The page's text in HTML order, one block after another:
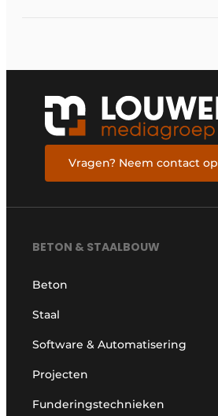
Vragen? Neem contact op
BETON & STAALBOUW
Beton
Staal
Software & Automatisering
Projecten
Funderingstechnieken